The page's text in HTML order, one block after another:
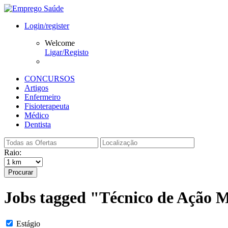
Login/register
Welcome
Ligar/Registo
CONCURSOS
Artigos
Enfermeiro
Fisioterapeuta
Médico
Dentista
Raio:
Procurar
Jobs tagged "Técnico de Ação
Estágio